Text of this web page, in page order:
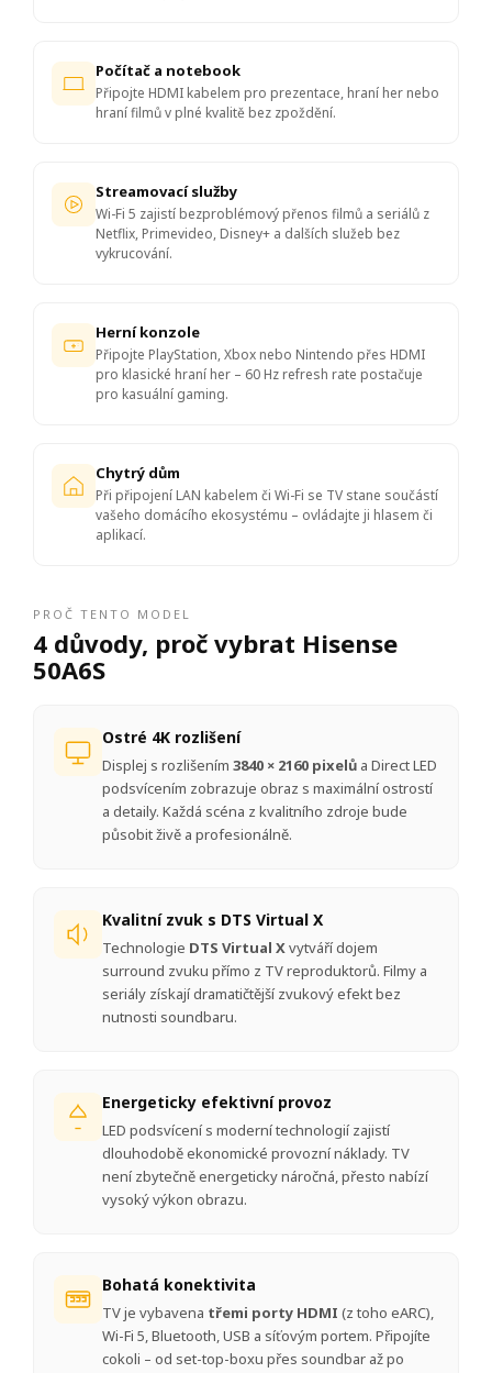
Počítač a notebook
Připojte HDMI kabelem pro prezentace, hraní her nebo
hraní filmů v plné kvalitě bez zpoždění.
Streamovací služby
Wi-Fi 5 zajistí bezproblémový přenos filmů a seriálů z
Netflix, Primevideo, Disney+ a dalších služeb bez
vykrucování.
Herní konzole
Připojte PlayStation, Xbox nebo Nintendo přes HDMI
pro klasické hraní her – 60 Hz refresh rate postačuje
pro kasuální gaming.
Chytrý dům
Při připojení LAN kabelem či Wi-Fi se TV stane součástí
vašeho domácího ekosystému – ovládajte ji hlasem či
aplikací.
PROČ TENTO MODEL
4 důvody, proč vybrat Hisense
50A6S
Ostré 4K rozlišení
Displej s rozlišením 3840 × 2160 pixelů a Direct LED
podsvícením zobrazuje obraz s maximální ostrostí
a detaily. Každá scéna z kvalitního zdroje bude
působit živě a profesionálně.
Kvalitní zvuk s DTS Virtual X
Technologie DTS Virtual Xvytváří dojem
surround zvuku přímo z TV reproduktorů. Filmy a
seriály získají dramatičtější zvukový efekt bez
nutnosti soundbaru.
Energeticky efektivní provoz
LED podsvícení s moderní technologií zajistí
dlouhodobě ekonomické provozní náklady. TV
není zbytečně energeticky náročná, přesto nabízí
vysoký výkon obrazu.
Bohatá konektivita
TV je vybavena třemi porty HDMI (z toho eARC),
Wi-Fi 5, Bluetooth, USB a síťovým portem. Připojíte
cokoli – od set-top-boxu přes soundbar až po